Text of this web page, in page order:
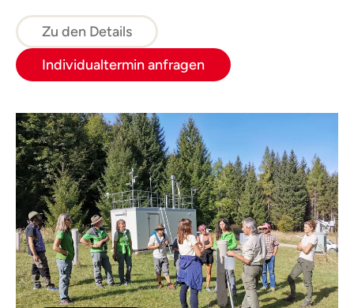
stehen natürlich die bestäubenden Insekten,
vorrangig Wildbienen. Durch Beobachtung
und Beurteilung der direkten Umgebung wird
zerstört werden kann. Am Ende der Tour wird
den Teilnehmer:innen durch den direkten
Kontakt mit Bienen (am Bienenstand) die
Bedeutung dieser und anderer ökologischer
Funktionen noch bewusster, da sie eine
direkte Mensch-Tier-Erfahrung machen. Ziel
dieser Tour ist es, durch persönliches
Angreifen Zusammenhänge greifbar zu
machen, daher ist aktive Mitarbeit der
Teilnehmer:innen ausdrücklich erwünscht.
Zu den Details
Individualtermin anfragen